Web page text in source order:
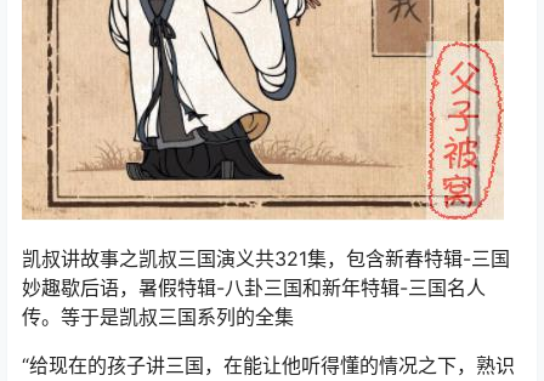
凯叔讲故事之凯叔三国演义共321集，包含新春特辑-三国
妙趣歇后语，暑假特辑-八卦三国和新年特辑-三国名人
传。等于是凯叔三国系列的全集
“给现在的孩子讲三国，在能让他听得懂的情况之下，熟识